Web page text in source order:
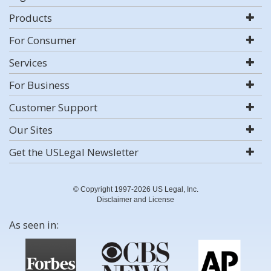
Products
For Consumer
Services
For Business
Customer Support
Our Sites
Get the USLegal Newsletter
© Copyright 1997-2026 US Legal, Inc.
Disclaimer and License
As seen in: